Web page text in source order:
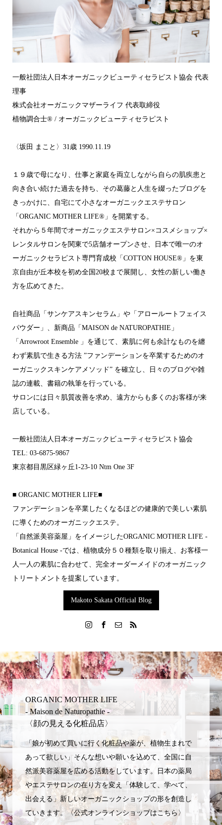
一般社団法人日本オーガニックビューティセラピスト協会 代表
理事
株式会社オーガニックマザーライフ 代表取締役
植物調合士®︎ / オーガニックビューティセラピスト
〈坂田 まこと〉31歳 1990.11.19
１９歳で母になり、仕事と家庭を両立しながら自らの肌疾患と
向き合い続けた過去を持ち、その葛藤と人生を綴ったブログを
きっかけに、自宅にて小さなオーガニックエステサロン
「ORGANIC MOTHER LIFE®︎」を開業する。
それから５年間でオーガニックエステサロン×コスメショップ×
レンタルサロンを関東で5店舗オープンさせ、日本で唯一のオ
ーガニックセラピスト専門育成校「COTTON HOUSE®︎」を東
京自由が丘本校を初め全国20校まで展開し、女性の新しい働き
方を広めてきた。
自社商品「サンケアスキンセラム」や「アロールートフェイス
パウダー」、新商品「MAISON de NATUROPATHIE」
「Arrowroot Ensemble 」を通じて、素肌に何も余計なものを纏
わず素肌で生きる方法 ”ファンデーションを卒業するためのオ
ーガニックスキンケアメソッド” を確立し、日々のブログや雑
誌の連載、書籍の執筆を行っている。
サロンには日々肌質改善を求め、遠方からも多くのお客様が来
店している。
一般社団法人日本オーガニックビューティセラピスト協会
TEL: 03-6875-9867
東京都目黒区緑ヶ丘1-23-10 Ntm One 3F
■ ORGANIC MOTHER LIFE■
ファンデーションを卒業したくなるほどの 健康的で美しい素肌
に導くためのオーガニックエステ。
「自然派美容薬屋」をイメージした ORGANIC MOTHER LIFE -
Botanical House -では 、植物成分５０種類を取り揃え 、お客様一
人一人の素肌に合わせて 、完全オーダーメイドの オーガニック
トリートメントを提案しています。
Makoto Sakata Official Blog
ORGANIC MOTHER LIFE
- Maison de Naturopathie -
〈顔の見える化粧品店〉
「娘が初めて買いに行く化粧品や薬が、植物生まれで
あって欲しい」そんな想いや願いを込めて、全国に自
然派美容薬屋を広める活動をしています。日本の薬局
やエステサロンの在り方を変え「体験して、学べて、
出会える」新しいオーガニックショップの形を創造し
ていきます。〈公式オンラインショップはこちら〉